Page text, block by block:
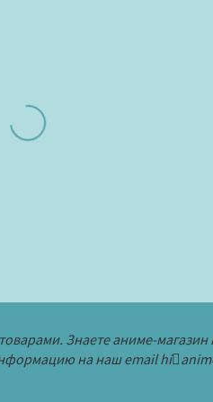
Знаете аниме-
на наш emailhi